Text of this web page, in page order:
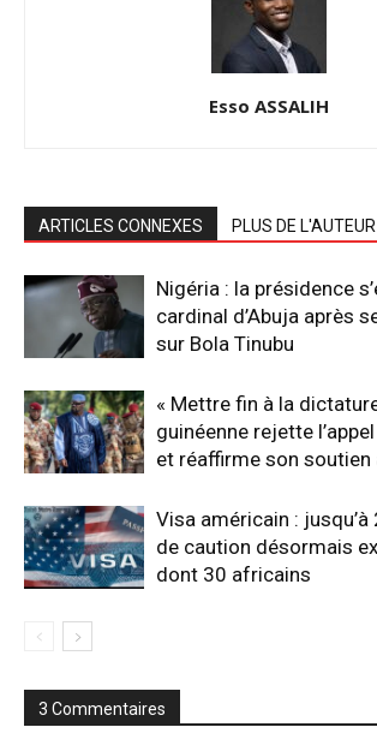
Esso ASSALIH
ARTICLES CONNEXES PLUS DE L'AUTEUR
Nigéria : la présidence
cardinal d’Abuja après
sur Bola Tinubu
« Mettre fin à la
guinéenne rejette
et réaffirme son soutien
Visa américain :
de caution désormais
dont 30 africains
3 Commentaires